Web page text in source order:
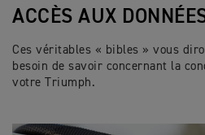
ACCÈS AUX
Ces véritables « bibles » vous
besoin de savoir concernant la
votre Triumph.